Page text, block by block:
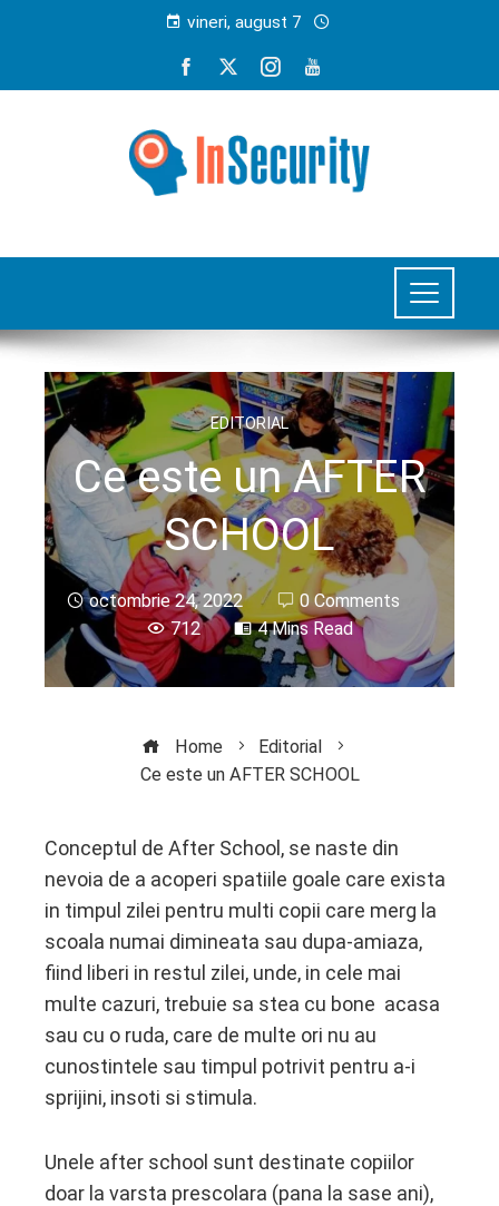
vineri, august 7
EDITORIAL
Ce este un AFTER
SCHOOL
octombrie 24, 2022
0 Comments
712
4 Mins Read
Home
Editorial
Ce este un AFTER SCHOOL
Conceptul de After School, se naste din
nevoia de a acoperi spatiile goale care exista
in timpul zilei pentru multi copii care merg la
scoala numai dimineata sau dupa-amiaza,
fiind liberi in restul zilei, unde, in cele mai
multe cazuri, trebuie sa stea cu bone acasa
sau cu o ruda, care de multe ori nu au
cunostintele sau timpul potrivit pentru a-i
sprijini, insoti si stimula.
Unele after school sunt destinate copiilor
doar la varsta prescolara (pana la sase ani),